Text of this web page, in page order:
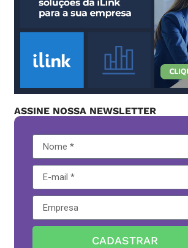
ASSINE NOSSA NEWSLETTER
CADASTRAR